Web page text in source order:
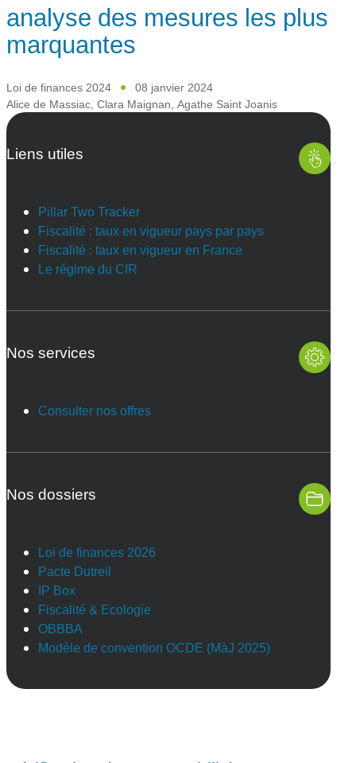
analyse des mesures les plus
marquantes
Loi de finances 2024
08 janvier 2024
Alice de Massiac Clara Maignan Agathe Saint Joanis
Liens utiles
Pillar Two Tracker
Fiscalité : taux en vigueur pays par pays
Fiscalité : taux en vigueur en France
Le régime du CIR
Nos services
Consulter nos offres
Nos dossiers
Loi de finances 2026
Pacte Dutreil
IP Box
Fiscalité & Ecologie
OBBBA
Modèle de convention OCDE (MàJ 2025)